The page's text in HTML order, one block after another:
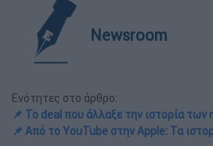
Newsroom
Ενότητες στο άρθρο:
📌 Το deal που άλλαξε την ιστορία των
📌 Από το YouTube στην Apple: Τα